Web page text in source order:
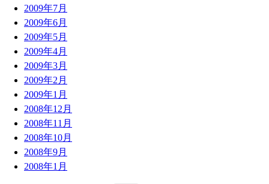
2009年7月
2009年6月
2009年5月
2009年4月
2009年3月
2009年2月
2009年1月
2008年12月
2008年11月
2008年10月
2008年9月
2008年1月